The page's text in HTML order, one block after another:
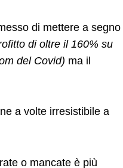
di mettere a segno
di oltre il 160% su
del Covid) ma il
a volte irresistibile a
o mancate è più